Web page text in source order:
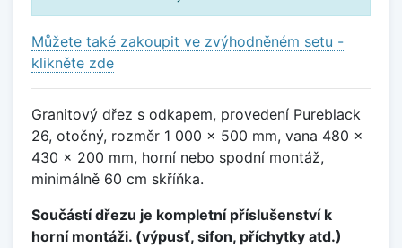
Můžete také zakoupit ve zvýhodněném setu -
klikněte zde
Granitový dřez s odkapem, provedení Pureblack
26, otočný, rozměr 1 000 x 500 mm, vana 480 x
430 x 200 mm, horní nebo spodní montáž,
minimálně 60 cm skříňka.
Součástí dřezu je kompletní příslušenství k
horní montáži. (výpusť, sifon, příchytky atd.)